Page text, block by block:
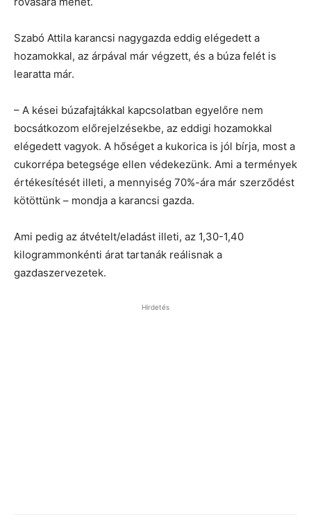
Szabó Attila karancsi nagygazda eddig elégedett a
hozamokkal, az árpával már végzett, és a búza felét is
learatta már.
– A kései búzafajtákkal kapcsolatban egyelőre nem
bocsátkozom előrejelzésekbe, az eddigi hozamokkal
elégedett vagyok. A hőséget a kukorica is jól bírja, most a
cukorrépa betegsége ellen védekezünk. Ami a termények
értékesítését illeti, a mennyiség 70%-ára már szerződést
kötöttünk – mondja a karancsi gazda.
Ami pedig az átvételt/eladást illeti, az 1,30-1,40
kilogrammonkénti árat tartanák reálisnak a
gazdaszervezetek.
Hirdetés